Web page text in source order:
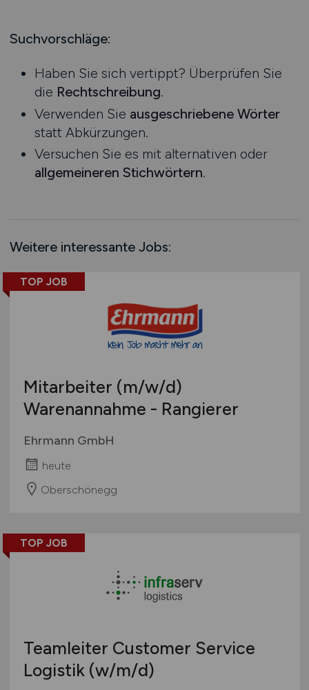
Schienen- / Straßen- / Luft- / Seefracht
Supply Chain Management
Vertrieb / Verkauf / Handel
Zoll / Behörden
Sonstige
Mecklenburg-Vorpommern
Nordrhein-Westfalen
Rheinland-Pfalz
Saarland
Sachsen
Sachsen-Anhalt
Schleswig-Holstein
Schweiz
Europa
International
Suchvorschläge:
Haben Sie sich vertippt? Überprüfen Sie
die Rechtschreibung.
Verwenden Sie ausgeschriebene Wörter
statt Abkürzungen.
Versuchen Sie es mit alternativen oder
allgemeineren Stichwörtern.
Weitere interessante Jobs:
TOP JOB
Mitarbeiter (m/w/d)
Warenannahme - Rangierer
Ehrmann GmbH
heute
Oberschönegg
TOP JOB
Teamleiter Customer Service
Logistik (w/m/d)